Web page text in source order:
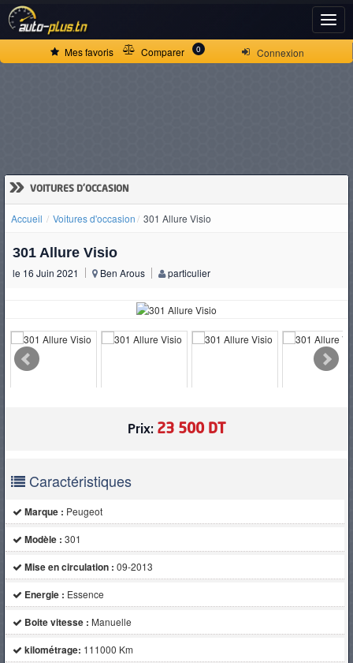
Connexion
Mes favoris Comparer 0
» VOITURES D'OCCASION
Accueil Voitures d'occasion 301 Allure Visio
301 Allure Visio
le 16 Juin 2021 Ben Arous particulier
Prix: 23 500 DT
Caractéristiques
Marque : Peugeot
Modèle : 301
Mise en circulation : 09-2013
Energie : Essence
Boite vitesse : Manuelle
kilométrage: 111000 Km
ACCUEIL
D'OCCASION